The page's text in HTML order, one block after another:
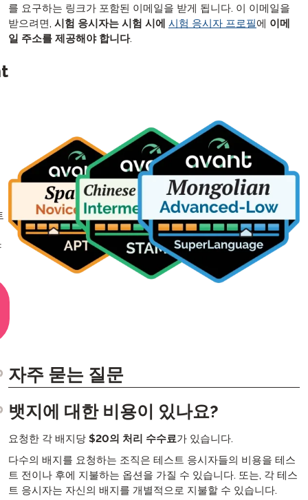
를 요구하는 링크가 포함된 이메일을 받게 됩니다. 이 이메일을
받으려면, 시험 응시자는 시험 시에 시험 응시자 프로필에 이메
일 주소를 제공해야 합니다.
자주 묻는 질문
뱃지에 대한 비용이 있나요?
요청한 각 배지당 $20의 처리 수수료가 있습니다.
다수의 배지를 요청하는 조직은 테스트 응시자들의 비용을 테스
트 전이나 후에 지불하는 옵션을 가질 수 있습니다. 또는, 각 테스
트 응시자는 자신의 배지를 개별적으로 지불할 수 있습니다.